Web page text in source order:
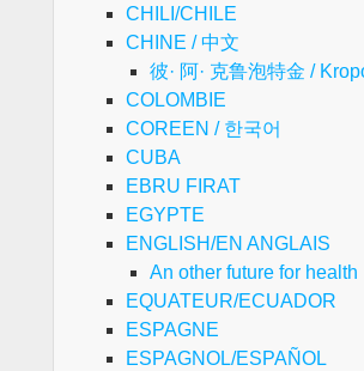
CHILI/CHILE
CHINE / 中文
彼· 阿· 克鲁泡特金 /
COLOMBIE
COREEN / 한국어
CUBA
EBRU FIRAT
EGYPTE
ENGLISH/EN ANGLAIS
An other future for health
EQUATEUR/ECUADOR
ESPAGNE
ESPAGNOL/ESPAÑOL